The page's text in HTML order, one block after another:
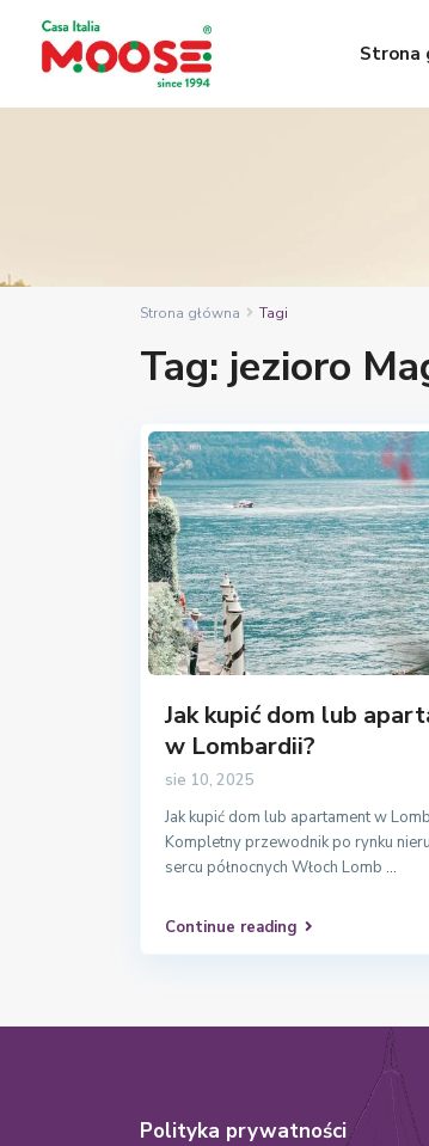
Strona
Strona główna Tagi
Tag: jezioro
Jak kupić dom lub
w Lombardii?
sie 10, 2025
Jak kupić dom lub apartament w
Kompletny przewodnik po rynku
sercu północnych Włoch Lomb ...
Continue reading
Polityka prywatności